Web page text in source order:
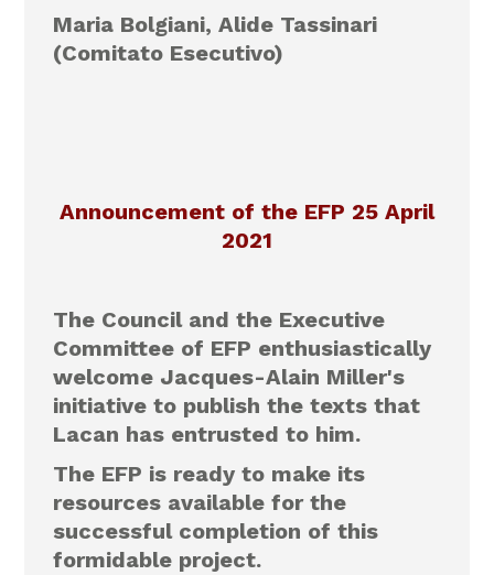
Maria Bolgiani, Alide Tassinari
(Comitato Esecutivo)
Announcement of the EFP 25 April
2021
The Council and the Executive
Committee of EFP enthusiastically
welcome Jacques-Alain Miller's
initiative to publish the texts that
Lacan has entrusted to him.
The EFP is ready to make its
resources available for the
successful completion of this
formidable project.